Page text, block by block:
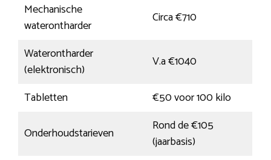
Mechanische
waterontharder
Circa €710
Waterontharder
(elektronisch)
V.a €1040
Tabletten
€50 voor 100 kilo
Onderhoudstarieven
Rond de €105
(jaarbasis)